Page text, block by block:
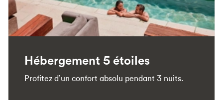
Hébergement 5 étoiles
Profitez d’un confort absolu pendant 3 nuits.